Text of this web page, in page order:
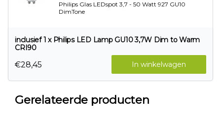
Philips Glas LEDspot 3,7 - 50 Watt 927 GU10
DimTone
inclusief 1 x Philips LED Lamp GU10 3,7W Dim to Warm
CRI90
In winkelwagen
€28,45
Gerelateerde producten